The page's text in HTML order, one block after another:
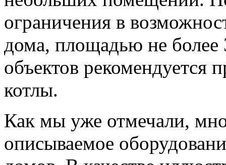
ограничения в
дома, площадью не
объектов рекомендуется
котлы.
Как мы уже отмечали,
описываемое